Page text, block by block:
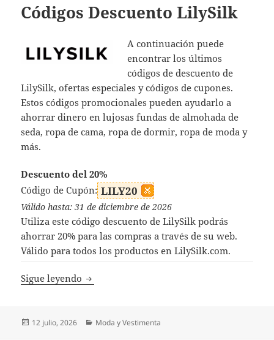
Códigos Descuento LilySilk
A continuación puede
encontrar los últimos
códigos de descuento de
LilySilk, ofertas especiales y códigos de cupones.
Estos códigos promocionales pueden ayudarlo a
ahorrar dinero en lujosas fundas de almohada de
seda, ropa de cama, ropa de dormir, ropa de moda y
más.
Descuento del 20%
Código de Cupón: LILY20
Válido hasta: 31 de diciembre de 2026
Utiliza este código descuento de LilySilk podrás
ahorrar 20% para las compras a través de su web.
Válido para todos los productos en LilySilk.com.
Sigue leyendo Códigos Descuento LilySilk
Publicado
12 julio, 2026 Categorías
Moda y Vestimenta